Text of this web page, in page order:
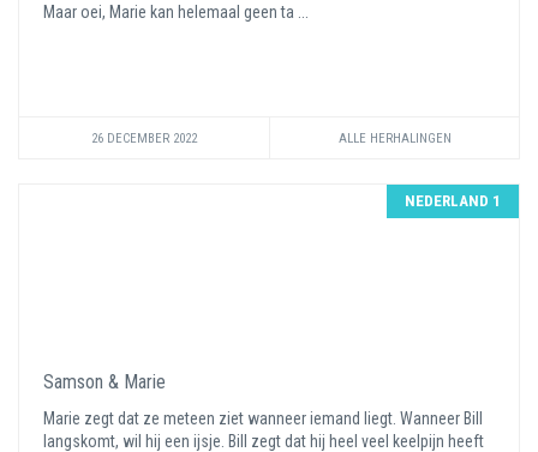
Maar oei, Marie kan helemaal geen ta ...
26 DECEMBER 2022 ALLE HERHALINGEN
NEDERLAND 1
Samson & Marie
Marie zegt dat ze meteen ziet wanneer iemand liegt. Wanneer Bill
langskomt, wil hij een ijsje. Bill zegt dat hij heel veel keelpijn heeft